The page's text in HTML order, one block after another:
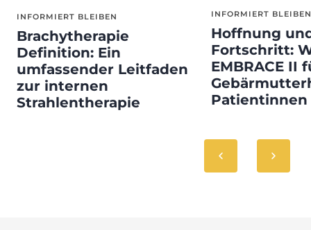
INFORMIERT BLEIBEN
Brachytherapie
Definition: Ein
umfassender Leitfaden
zur internen
Strahlentherapie
INFORMIERT BLEIBEN
Hoffnung
Fortschritt:
EMBRACE II